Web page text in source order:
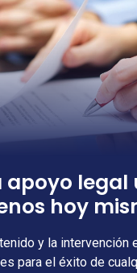
apoyo legal
hoy
y la intervención
para el éxito de